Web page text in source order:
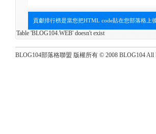
貢獻排行榜是當您把HTML code貼在您部落格上
Table 'BLOG104.WEB' doesn't exist
BLOG104部落格聯盟 版權所有 © 2008 BLOG104 All